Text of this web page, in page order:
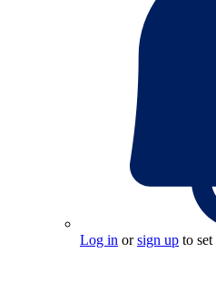
Log in orsign up to